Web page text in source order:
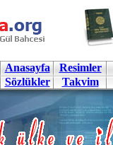
Anasayfa
Resimler
Sözlükler
Takvim